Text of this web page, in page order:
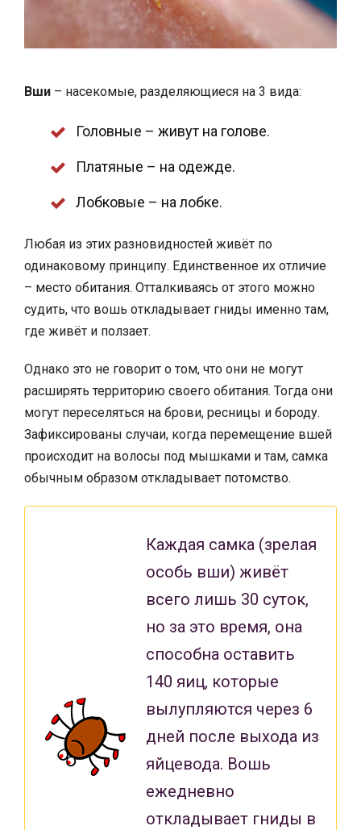
Вши – насекомые, разделяющиеся на 3 вида:
Головные – живут на голове.
Платяные – на одежде.
Лобковые – на лобке.
Любая из этих разновидностей живёт по
одинаковому принципу. Единственное их отличие
– место обитания. Отталкиваясь от этого можно
судить, что вошь откладывает гниды именно там,
где живёт и ползает.
Однако это не говорит о том, что они не могут
расширять территорию своего обитания. Тогда они
могут переселяться на брови, ресницы и бороду.
Зафиксированы случаи, когда перемещение вшей
происходит на волосы под мышками и там, самка
обычным образом откладывает потомство.
Каждая самка (зрелая
особь вши) живёт
всего лишь 30 суток,
но за это время, она
способна оставить
140 яиц, которые
вылупляются через 6
дней после выхода из
яйцевода. Вошь
ежедневно
откладывает гниды в